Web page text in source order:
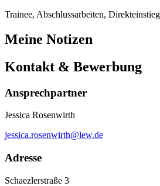
Trainee, Abschlussarbeiten, Direkteinstieg
Meine Notizen
Kontakt & Bewerbung
Ansprechpartner
Jessica Rosenwirth
jessica.rosenwirth@lew.de
Adresse
Schaezlerstraße 3